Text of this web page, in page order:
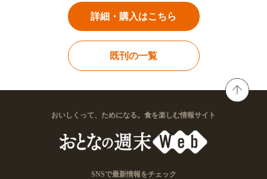
詳細・購入はこちら
既刊の一覧
おいしくって、ためになる。食を楽しむ情報サイト
SNSで最新情報をチェック